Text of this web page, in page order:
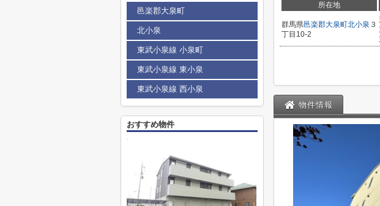
所在地
群馬県邑楽郡大泉町北小泉 ３
丁目10-2
物件情報
邑楽郡大泉町
北小泉
東武小泉線 小泉町
東武小泉線 東小泉
東武小泉線 西小泉
おすすめ物件